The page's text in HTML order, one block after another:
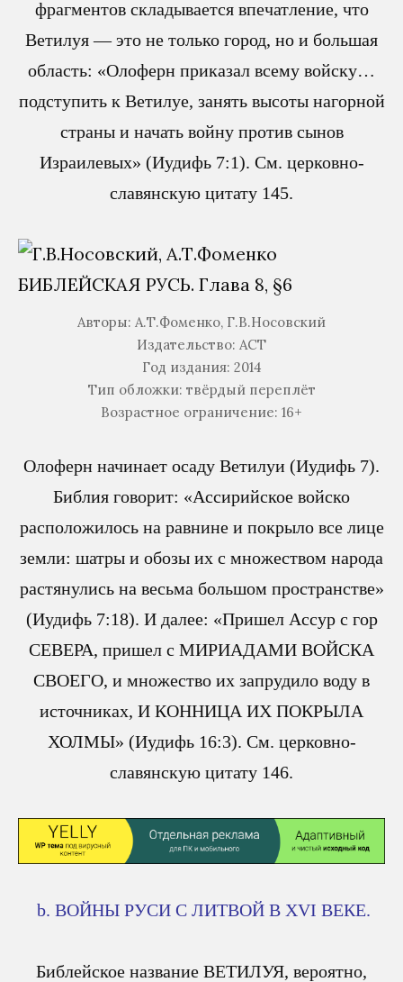
фрагментов складывается впечатление, что
Ветилуя — это не только город, но и большая
область: «Олоферн приказал всему войску…
подступить к Ветилуе, занять высоты нагорной
страны и начать войну против сынов
Израилевых» (Иудифь 7:1). См. церковно-
славянскую цитату 145.
Авторы: А.Т.Фоменко, Г.В.Носовский
Издательство: АСТ
Год издания: 2014
Тип обложки: твёрдый переплёт
Возрастное ограничение: 16+
Олоферн начинает осаду Ветилуи (Иудифь 7).
Библия говорит: «Ассирийское войско
расположилось на равнине и покрыло все лице
земли: шатры и обозы их с множеством народа
растянулись на весьма большом пространстве»
(Иудифь 7:18). И далее: «Пришел Ассур с гор
СЕВЕРА, пришел с МИРИАДАМИ ВОЙСКА
СВОЕГО, и множество их запрудило воду в
источниках, И КОННИЦА ИХ ПОКРЫЛА
ХОЛМЫ» (Иудифь 16:3). См. церковно-
славянскую цитату 146.
b. ВОЙНЫ РУСИ С ЛИТВОЙ В XVI ВЕКЕ.
Библейское название ВЕТИЛУЯ, вероятно,